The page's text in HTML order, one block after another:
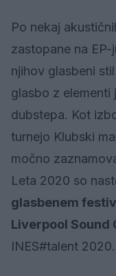
Po nekaj
zastopane na EP-
njihov glasbeni
glasbo z elementi
dubstepa. Kot
turnejo Klubski
močno
Leta 2020 so
glasbenem
Liverpool Sound
INES#talent 2020.